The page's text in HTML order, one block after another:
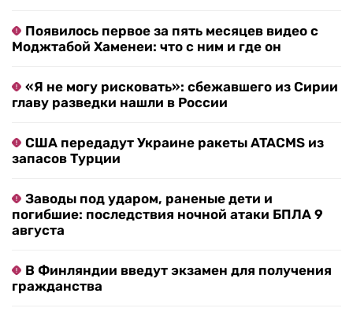
Появилось первое за пять месяцев видео с
Моджтабой Хаменеи: что с ним и где он
«Я не могу рисковать»: сбежавшего из Сирии
главу разведки нашли в России
США передадут Украине ракеты ATACMS из
запасов Турции
Заводы под ударом, раненые дети и
погибшие: последствия ночной атаки БПЛА 9
августа
В Финляндии введут экзамен для получения
гражданства